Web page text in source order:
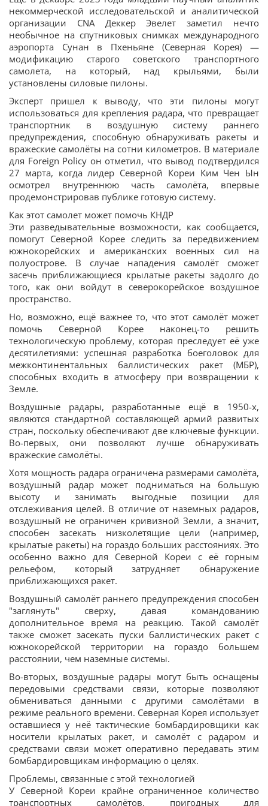
некоммерческой исследовательской и аналитической
организации CNA Деккер Эвелет заметил нечто
необычное на спутниковых снимках международного
аэропорта Сунан в Пхеньяне (Северная Корея) —
модификацию старого советского транспортного
самолета, на который, над крыльями, были
установлены силовые пилоны.
Эксперт пришел к выводу, что эти пилоны могут
использоваться для крепления радара, что превращает
транспортник в воздушную систему раннего
предупреждения, способную обнаруживать ракеты и
вражеские самолёты на сотни километров. В материале
для Foreign Policy он отметил, что вывод подтвердился
27 марта, когда лидер Северной Кореи Ким Чен Ын
осмотрел внутреннюю часть самолёта, впервые
продемонстрировав публике готовую систему.
Как этот самолет может помочь КНДР
Эти разведывательные возможности, как сообщается,
помогут Северной Корее следить за передвижением
южнокорейских и американских военных сил на
полуострове. В случае нападения самолёт сможет
засечь приближающиеся крылатые ракеты задолго до
того, как они войдут в северокорейское воздушное
пространство.
Но, возможно, ещё важнее то, что этот самолёт может
помочь Северной Корее наконец-то решить
технологическую проблему, которая преследует её уже
десятилетиями: успешная разработка боеголовок для
межконтинентальных баллистических ракет (МБР),
способных входить в атмосферу при возвращении к
Земле.
Воздушные радары, разработанные ещё в 1950-х,
являются стандартной составляющей армий развитых
стран, поскольку обеспечивают две ключевые функции.
Во-первых, они позволяют лучше обнаруживать
вражеские самолёты.
Хотя мощность радара ограничена размерами самолёта,
воздушный радар может подниматься на большую
высоту и занимать выгодные позиции для
отслеживания целей. В отличие от наземных радаров,
воздушный не ограничен кривизной Земли, а значит,
способен засекать низколетящие цели (например,
крылатые ракеты) на гораздо больших расстояниях. Это
особенно важно для Северной Кореи с её горным
рельефом, который затрудняет обнаружение
приближающихся ракет.
Воздушный самолёт раннего предупреждения способен
"заглянуть" сверху, давая командованию
дополнительное время на реакцию. Такой самолёт
также сможет засекать пуски баллистических ракет с
южнокорейской территории на гораздо большем
расстоянии, чем наземные системы.
Во-вторых, воздушные радары могут быть оснащены
передовыми средствами связи, которые позволяют
обмениваться данными с другими самолётами в
режиме реального времени. Северная Корея использует
оставшиеся у неё тактические бомбардировщики как
носители крылатых ракет, и самолёт с радаром и
средствами связи может оперативно передавать этим
бомбардировщикам информацию о целях.
Проблемы, связанные с этой технологией
У Северной Кореи крайне ограниченное количество
транспортных самолётов, пригодных для